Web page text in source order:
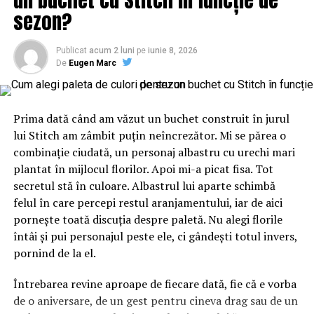
sezon?
Publicat acum 2 luni pe iunie 8, 2026
De Eugen Marc
Prima dată când am văzut un buchet construit în jurul
lui Stitch am zâmbit puțin neîncrezător. Mi se părea o
combinație ciudată, un personaj albastru cu urechi mari
plantat în mijlocul florilor. Apoi mi-a picat fisa. Tot
secretul stă în culoare. Albastrul lui aparte schimbă
felul în care percepi restul aranjamentului, iar de aici
pornește toată discuția despre paletă. Nu alegi florile
întâi și pui personajul peste ele, ci gândești totul invers,
pornind de la el.
Întrebarea revine aproape de fiecare dată, fie că e vorba
de o aniversare, de un gest pentru cineva drag sau de un